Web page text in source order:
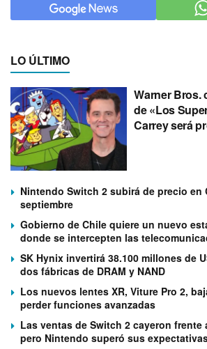
LO ÚLTIMO
Warner Bros.
de «Los
Carrey será
Nintendo Switch 2 subirá de precio en
septiembre
Gobierno de Chile quiere un nuevo
donde se intercepten las
SK Hynix invertirá 38.100 millones de
dos fábricas de DRAM y NAND
Los nuevos lentes XR, Viture Pro 2,
perder funciones avanzadas
Las ventas de Switch 2 cayeron frente
pero Nintendo superó sus